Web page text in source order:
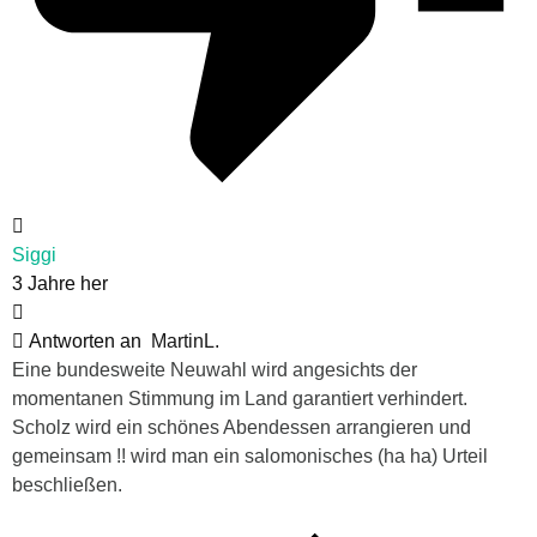
Siggi
3 Jahre her
Antworten an
MartinL.
Eine bundesweite Neuwahl wird angesichts der
momentanen Stimmung im Land garantiert verhindert.
Scholz wird ein schönes Abendessen arrangieren und
gemeinsam !! wird man ein salomonisches (ha ha) Urteil
beschließen.